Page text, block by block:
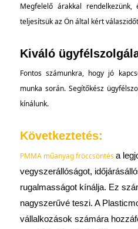
Megfelelő árakkal
teljesítsük az Ön által kért
Kiváló
Fontos számunkra, hogy jó
munka során. Segítőkész
kínálunk.
Következtetés:
PMMA műanyag fröccsöntésa
vegyszerállóságot,
rugalmasságot kínálja. Ez
nagyszerűvé teszi. A
vállalkozások számára